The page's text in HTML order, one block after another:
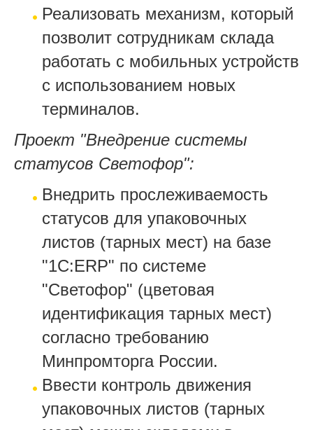
Реализовать механизм, который
позволит сотрудникам склада
работать с мобильных устройств
с использованием новых
терминалов.
Проект "Внедрение системы
статусов Светофор":
Внедрить прослеживаемость
статусов для упаковочных
листов (тарных мест) на базе
"1С:ERP" по системе
"Светофор" (цветовая
идентификация тарных мест)
согласно требованию
Минпромторга России.
Ввести контроль движения
упаковочных листов (тарных